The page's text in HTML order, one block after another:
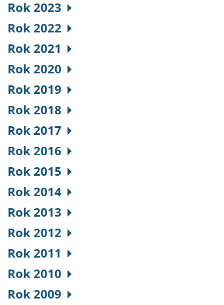
Rok 2023
Rok 2022
Rok 2021
Rok 2020
Rok 2019
Rok 2018
Rok 2017
Rok 2016
Rok 2015
Rok 2014
Rok 2013
Rok 2012
Rok 2011
Rok 2010
Rok 2009